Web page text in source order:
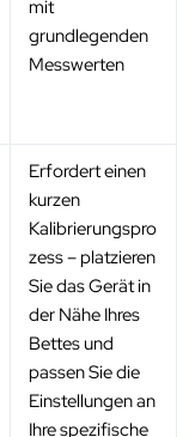
mit
grundlegenden
Messwerten
Erfordert einen
kurzen
Kalibrierungspro
zess – platzieren
Sie das Gerät in
der Nähe Ihres
Bettes und
passen Sie die
Einstellungen an
Ihre spezifische